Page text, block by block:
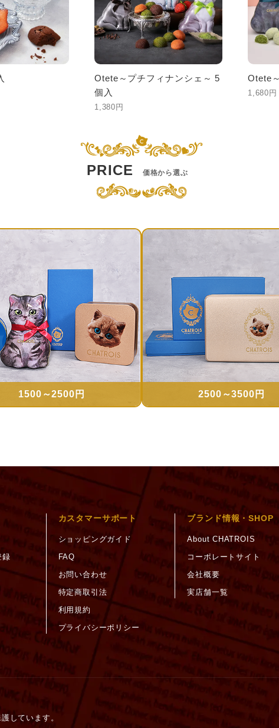
Otete～プチフィナンシェ～ 5
個入
1,380円
Otete
1,680円
PRICE 価格から選ぶ
1500～2500円 2500～3500円
録
カスタマーサポート
ショッピングガイド
FAQ
お問い合わせ
特定商取引法
利用規約
プライバシーポリシー
ブランド情報・SHOP
About CHATROIS
コーポレートサイト
会社概要
実店舗一覧
しています。